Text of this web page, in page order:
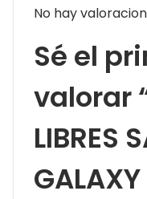
No hay
Sé el
valorar
LIBRES